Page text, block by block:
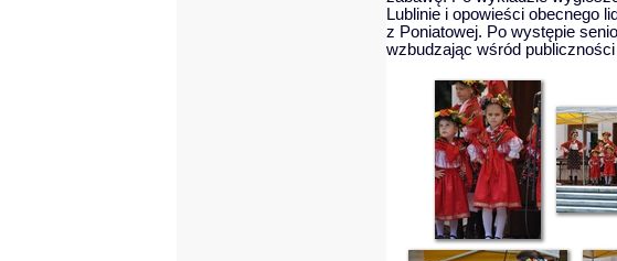
Lublinie i opowieści obecnego
z Poniatowej. Po występie
wzbudzając wśród